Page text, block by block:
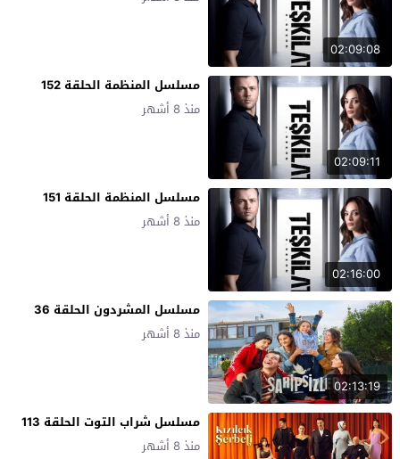
02:09:08
02:09:11
مسلسل المنظمة الحلقة 152
منذ 8 أشهر
02:16:00
مسلسل المنظمة الحلقة 151
منذ 8 أشهر
02:13:19
مسلسل المشردون الحلقة 36
منذ 8 أشهر
مسلسل شراب التوت الحلقة 113
منذ 8 أشهر